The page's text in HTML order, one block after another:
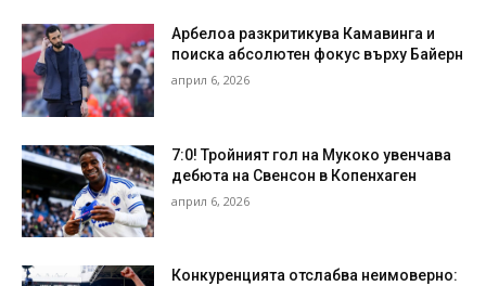
Арбелоа разкритикува Камавинга и
поиска абсолютен фокус върху Байерн
април 6, 2026
7:0! Тройният гол на Мукоко увенчава
дебюта на Свенсон в Копенхаген
април 6, 2026
Конкуренцията отслабва неимоверно: